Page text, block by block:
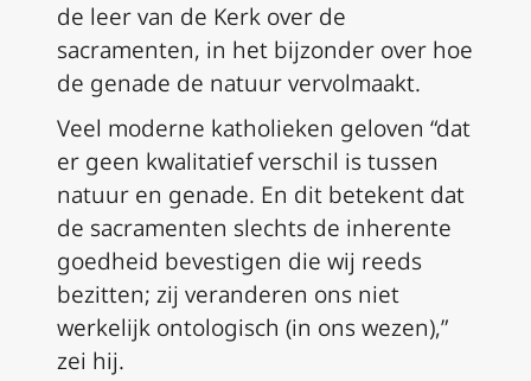
de leer van de Kerk over de
sacramenten, in het bijzonder over hoe
de genade de natuur vervolmaakt.
Veel moderne katholieken geloven “dat
er geen kwalitatief verschil is tussen
natuur en genade. En dit betekent dat
de sacramenten slechts de inherente
goedheid bevestigen die wij reeds
bezitten; zij veranderen ons niet
werkelijk ontologisch (in ons wezen),”
zei hij.